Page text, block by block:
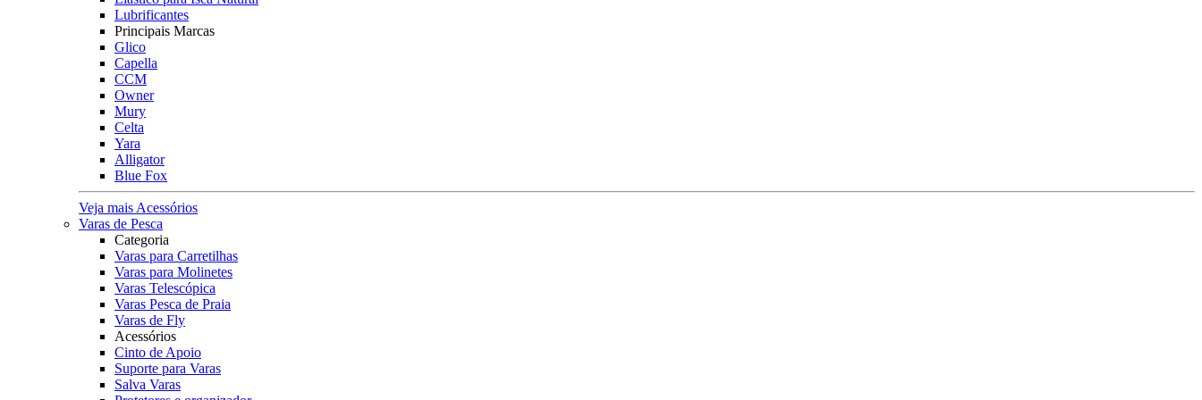
Lubrificantes
Principais Marcas
Glico
Capella
CCM
Owner
Mury
Celta
Yara
Alligator
Blue Fox
Veja mais Acessórios
Varas de Pesca
Categoria
Varas para Carretilhas
Varas para Molinetes
Varas Telescópica
Varas Pesca de Praia
Varas de Fly
Acessórios
Cinto de Apoio
Suporte para Varas
Salva Varas